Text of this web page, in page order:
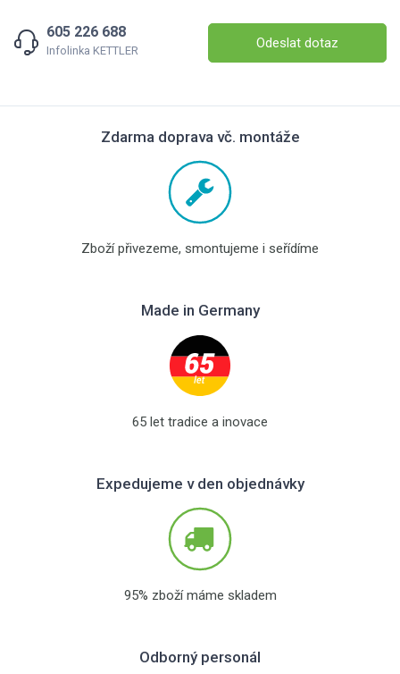
605 226 688
Infolinka KETTLER Odeslat dotaz
Zdarma doprava vč. montáže
Zboží přivezeme, smontujeme i seřídíme
Made in Germany
65 let tradice a inovace
Expedujeme v den objednávky
95% zboží máme skladem
Odborný personál